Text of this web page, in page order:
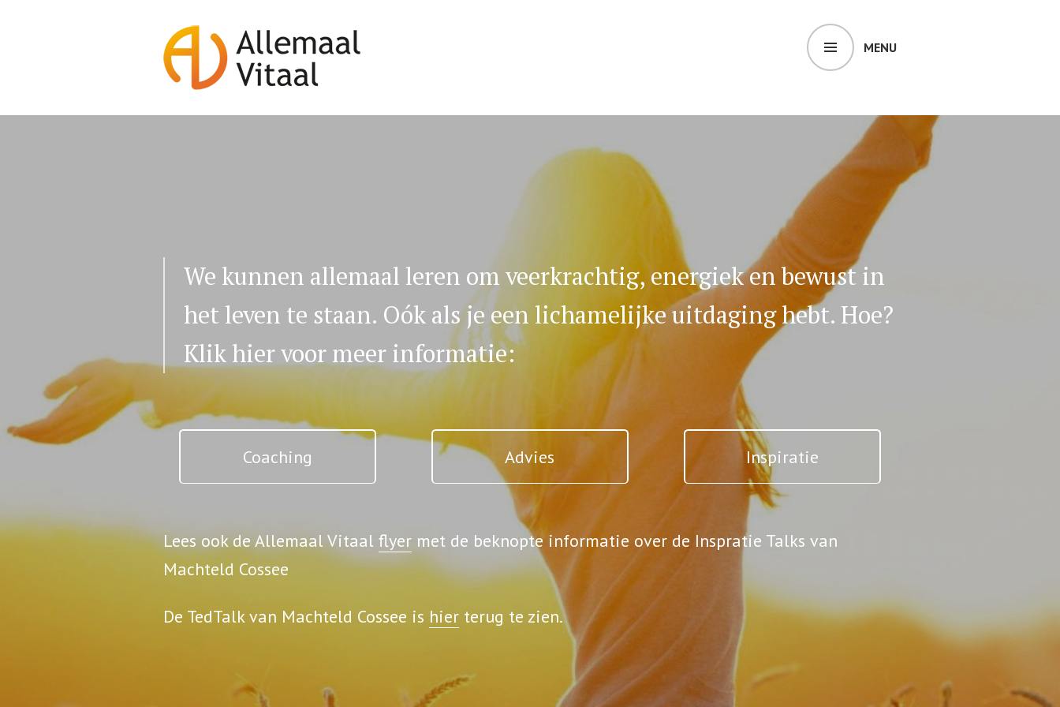
ALLEMAAL VITAAL
MENU
We kunnen allemaal leren om veerkrachtig, energiek en bewust in
het leven te staan. Oók als je een lichamelijke uitdaging hebt. Hoe?
Klik hier voor meer informatie:
Coaching Advies Inspiratie
Lees ook de Allemaal Vitaal flyer met de beknopte informatie over de Inspratie Talks van
Machteld Cossee
De TedTalk van Machteld Cossee is hier terug te zien.